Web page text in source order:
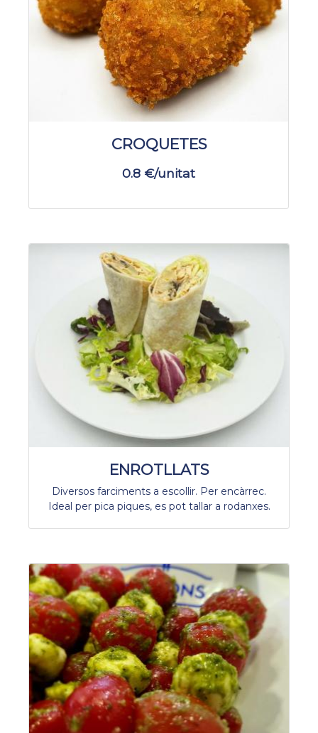
CROQUETES
0.8 €/unitat
ENROTLLATS
Diversos farciments a escollir. Per encàrrec.
Ideal per pica piques, es pot tallar a rodanxes.